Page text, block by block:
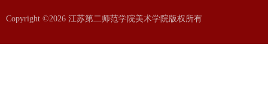
Copyright ©2026 江苏第二师范学院美术学院版权所有